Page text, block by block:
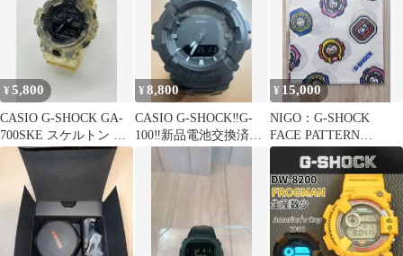
¥5,800
CASIO G-SHOCK GA-
700SKE スケルトン 腕
時計
¥8,800
CASIO G-SHOCK‼️G-
100‼️新品電池交換済‼️
超希少未使用品ほぼ新
¥ 15,000
NIGO：G-SHOCK
FACE PATTERN
BANDANA CASIO